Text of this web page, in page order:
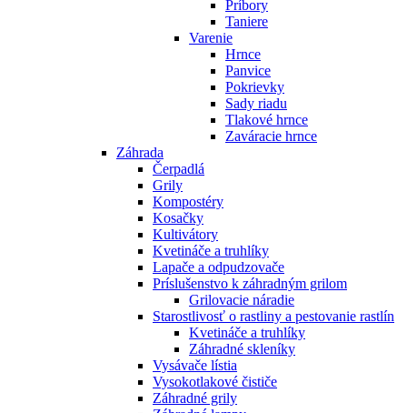
Príbory
Taniere
Varenie
Hrnce
Panvice
Pokrievky
Sady riadu
Tlakové hrnce
Zaváracie hrnce
Záhrada
Čerpadlá
Grily
Kompostéry
Kosačky
Kultivátory
Kvetináče a truhlíky
Lapače a odpudzovače
Príslušenstvo k záhradným grilom
Grilovacie náradie
Starostlivosť o rastliny a pestovanie rastlín
Kvetináče a truhlíky
Záhradné skleníky
Vysávače lístia
Vysokotlakové čističe
Záhradné grily